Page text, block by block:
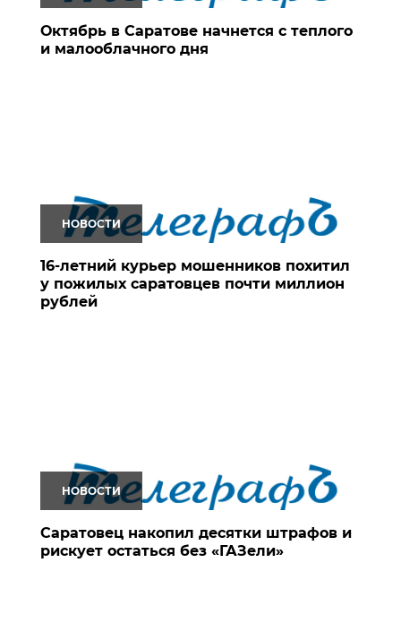
Октябрь в Саратове начнется с теплого
и малооблачного дня
НОВОСТИ
16-летний курьер мошенников похитил
у пожилых саратовцев почти миллион
рублей
НОВОСТИ
Саратовец накопил десятки штрафов и
рискует остаться без «ГАЗели»